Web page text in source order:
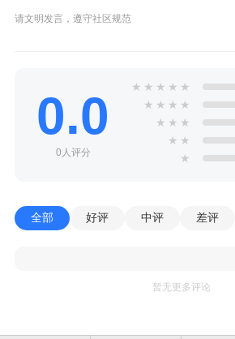
请文明发言，遵守社区规范
0.0
0人评分
★ ★ ★ ★ ★
★ ★ ★ ★
★ ★ ★
★ ★
★
全部 好评 中评 差评
暂无更多评论